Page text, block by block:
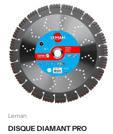
Leman
DISQUE DIAMANT PRO